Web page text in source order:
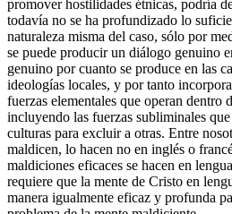
promover hostilidades étnicas, podría
todavía no se ha profundizado lo
naturaleza misma del caso, sólo por
se puede producir un diálogo genuino
genuino por cuanto se produce en las
ideologías locales, y por tanto
fuerzas elementales que operan dentro
incluyendo las fuerzas subliminales
culturas para excluir a otras. Entre
maldicen, lo hacen no en inglés o
maldiciones eficaces se hacen en
requiere que la mente de Cristo en
manera igualmente eficaz y profunda